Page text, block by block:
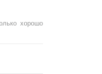
хорошо